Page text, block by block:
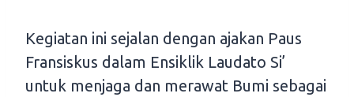
Kegiatan ini sejalan dengan ajakan Paus
Fransiskus dalam Ensiklik Laudato Si’
untuk menjaga dan merawat Bumi sebagai